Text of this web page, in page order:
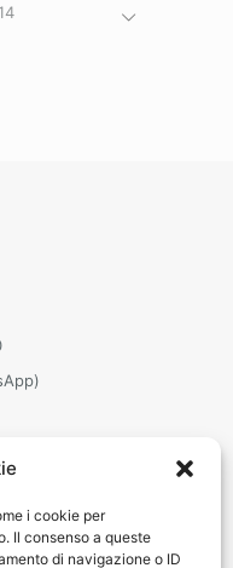
i cookie per
Il consenso a queste
di navigazione o ID
1414